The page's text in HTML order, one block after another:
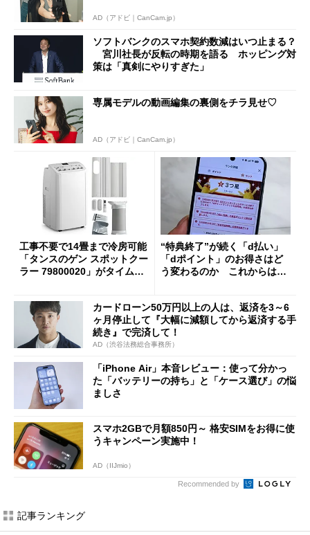
AD（アドビ｜CanCam.jp）
ソフトバンクのスマホ契約数減はいつ止まる？
宮川社長が反転の時期を語る ホッピング対
策は「真剣にやりすぎた」
専属モデルの動画編集の裏側をチラ見せ♡
AD（アドビ｜CanCam.jp）
工事不要で14畳まで冷房可能
「タンスのゲン スポットクー
ラー 79800020」がタイムセ
“特典終了”が続く「d払い」
「dポイント」のお得さはど
う変わるのか これからは
カードローン50万円以上の人は、返済を3～6
ヶ月停止して『大幅に減額してから返済する手
続き』で完済して！
AD（渋谷法務総合事務所）
「iPhone Air」本音レビュー：使って分かっ
た「バッテリーの持ち」と「ケース選び」の悩
ましさ
スマホ2GBで月額850円～ 格安SIMをお得に使
うキャンペーン実施中！
AD（IIJmio）
Recommended by
記事ランキング